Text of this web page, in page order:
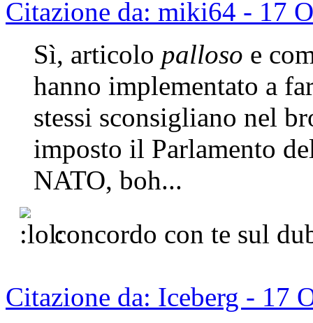
Citazione da: miki64 - 17
Sì, articolo palloso e
hanno implementato a
stessi sconsigliano nel
imposto il Parlamento
NATO, boh...
concordo con te sul
Citazione da: Iceberg - 17